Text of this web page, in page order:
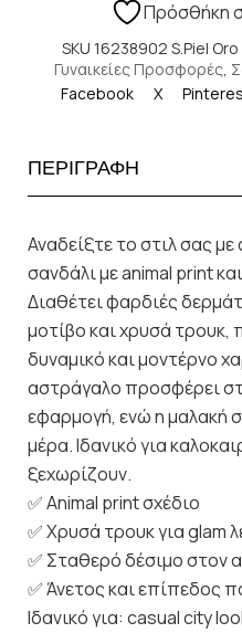
Πρόσθήκη
SKU 16238902 S.Piel Oro
Γυναικείες Προσφορές,
Facebook
X
ΠΕΡΙΓΡΑΦΗ
Αναδείξτε το στιλ σας
σανδάλι με animal print
Διαθέτει φαρδιές
μοτίβο και χρυσά
δυναμικό και μοντέρνο
αστράγαλο προσφέρει
εφαρμογή, ενώ η μαλακή
μέρα. Ιδανικό για
ξεχωρίζουν.
✅ Animal print σχέδιο
✅ Χρυσά τρουκ για glam
✅ Σταθερό δέσιμο στον
✅ Άνετος και επίπεδος
Ιδανικό για: casual city